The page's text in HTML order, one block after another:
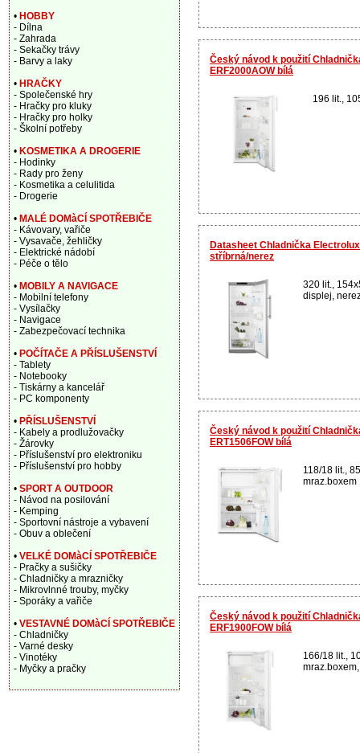
Český návod k použití
ERF2000AOW bílá
196 lit.,
Datasheet Chladnička
stříbrná/nerez
320 lit.,
displej,
Český návod k použití
ERT1506FOW bílá
118/18 lit.,
mraz.boxem
Český návod k použití
ERF1900FOW bílá
166/18 lit.,
• HOBBY
- Dílna
- Zahrada
- Sekačky trávy
- Barvy a laky
• HRAČKY
- Společenské hry
- Hračky pro kluky
- Hračky pro holky
- Školní potřeby
• KOSMETIKA A DROGERIE
- Hodinky
- Rady pro ženy
- Kosmetika a celulitida
- Drogerie
• MALÉ DOMàCÍ SPOTŘEBIČE
- Kávovary, vařiče
- Vysavače, žehličky
- Elektrické nádobí
- Péče o tělo
• MOBILY A NAVIGACE
- Mobilní telefony
- Vysílačky
- Navigace
- Zabezpečovací technika
• POČÍTAČE A PŘÍSLUŠENSTVÍ
- Tablety
- Notebooky
- Tiskárny a kancelář
- PC komponenty
• PŘÍSLUŠENSTVÍ
- Kabely a prodlužovačky
- Žárovky
- Příslušenství pro elektroniku
- Příslušenství pro hobby
• SPORT A OUTDOOR
- Návod na posilování
- Kemping
- Sportovní nástroje a vybavení
- Obuv a oblečení
• VELKÉ DOMàCÍ SPOTŘEBIČE
- Pračky a sušičky
- Chladničky a mrazničky
- Mikrovlnné trouby, myčky
- Sporáky a vařiče
• VESTAVNÉ DOMàCÍ SPOTŘEBIČE
- Chladničky
- Varné desky
- Vinotéky
- Myčky a pračky